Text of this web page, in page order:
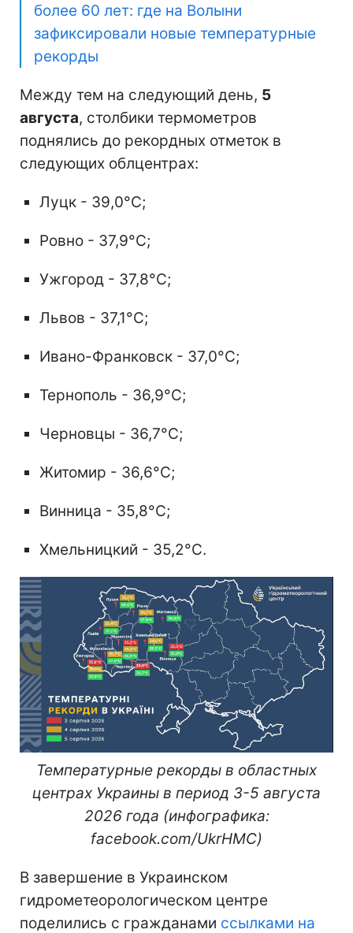
более 60 лет: где на Волыни
зафиксировали новые температурные
рекорды
Между тем на следующий день, 5
августа, столбики термометров
поднялись до рекордных отметок в
следующих облцентрах:
Луцк - 39,0°C;
Ровно - 37,9°C;
Ужгород - 37,8°C;
Львов - 37,1°C;
Ивано-Франковск - 37,0°C;
Тернополь - 36,9°C;
Черновцы - 36,7°C;
Житомир - 36,6°C;
Винница - 35,8°C;
Хмельницкий - 35,2°C.
Температурные рекорды в областных
центрах Украины в период 3-5 августа
2026 года (инфографика:
facebook.com/UkrHMC)
В завершение в Украинском
гидрометеорологическом центре
поделились с гражданами ссылками на